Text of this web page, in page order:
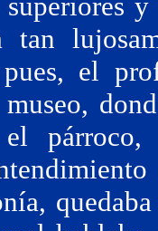
tan
el
párroco,